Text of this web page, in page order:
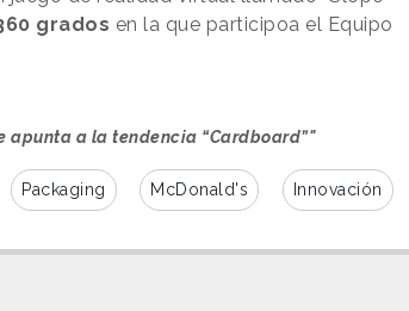
grados en la que participoa el Equipo
apunta a la tendencia “Cardboard”"
Packaging McDonald's Innovación